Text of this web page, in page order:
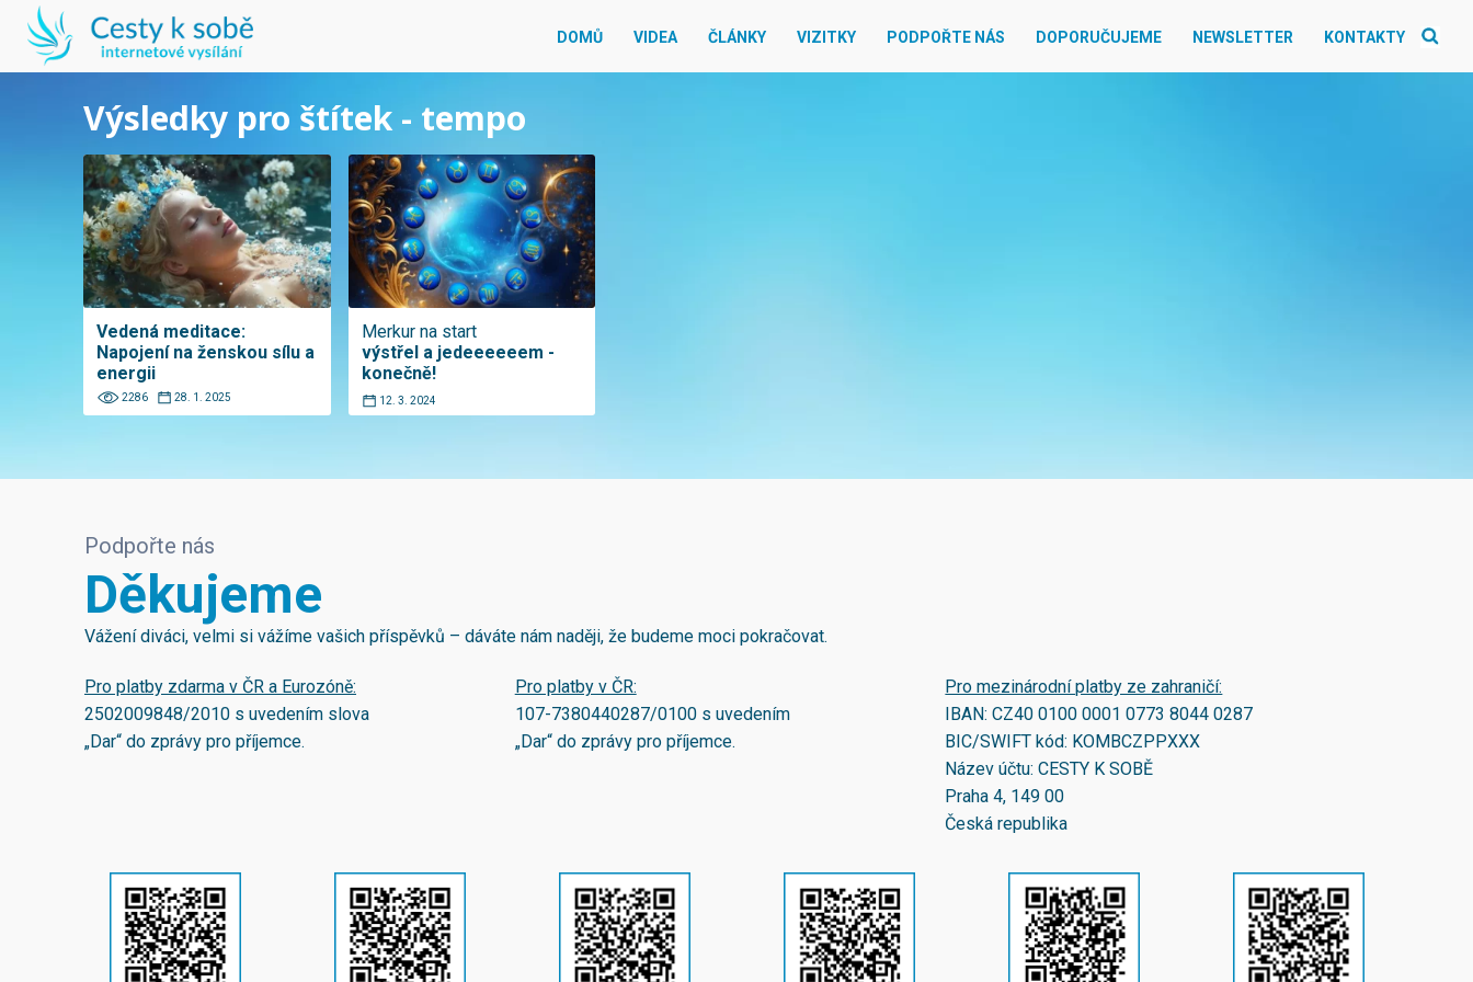
DOMŮ VIDEA ČLÁNKY VIZITKY PODPOŘTE NÁS DOPORUČUJEME NEWSLETTER KONTAKTY
Výsledky pro štítek - tempo
Vedená meditace:
Napojení na ženskou sílu a
energii
2286 28. 1. 2025
Merkur na start
výstřel a jedeeeeeem -
konečně!
12. 3. 2024
Podpořte nás
Děkujeme
Vážení diváci, velmi si vážíme vašich příspěvků – dáváte nám naději, že budeme moci pokračovat.
Pro platby zdarma v ČR a Eurozóně:
2502009848/2010 s uvedením slova
„Dar“ do zprávy pro příjemce.
Pro platby v ČR:
107-7380440287/0100s uvedením
„Dar“ do zprávy pro příjemce.
Pro mezinárodní platby ze zahraničí:
IBAN:CZ40 0100 0001 0773 8044 0287
BIC/SWIFT kód: KOMBCZPPXXX
Název účtu: CESTY K SOBĚ
Praha 4, 149 00
Česká republika